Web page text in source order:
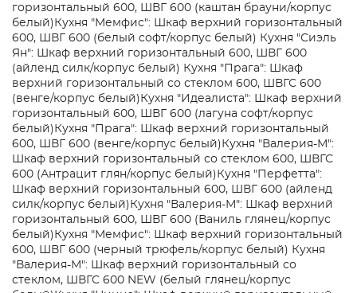
горизонтальный 600, ШВГ 600 (каштан брауни/корпус
белый) Кухня "Мемфис": Шкаф верхний горизонтальный
600, ШВГ 600 (белый софт/корпус белый) Кухня "Сиэль
Ян": Шкаф верхний горизонтальный 600, ШВГ 600
(айленд силк/корпус белый) Кухня "Прага": Шкаф
верхний горизонтальный со стеклом 600, ШВГС 600
(венге/корпус белый) Кухня "Идеалиста": Шкаф верхний
горизонтальный 600, ШВГ 600 (лагуна софт/корпус
белый) Кухня "Прага": Шкаф верхний горизонтальный
600, ШВГ 600 (венге/корпус белый) Кухня "Валерия-М":
Шкаф верхний горизонтальный со стеклом 600, ШВГС
600 (Антрацит глян/корпус белый) Кухня "Перфетта":
Шкаф верхний горизонтальный 600, ШВГ 600 (айленд
силк/корпус белый) Кухня "Валерия-М": Шкаф верхний
горизонтальный 600, ШВГ 600 (Ваниль глянец/корпус
белый) Кухня "Мемфис": Шкаф верхний горизонтальный
600, ШВГ 600 (черный трюфель/корпус белый) Кухня
"Валерия-М": Шкаф верхний горизонтальный со
стеклом, ШВГС 600 NEW (белый глянец/корпус